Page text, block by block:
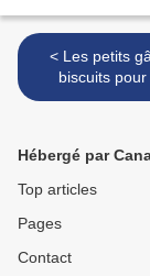
< Les petits gâteaux et
biscuits
Hébergé par
Top articles
Pages
Contact